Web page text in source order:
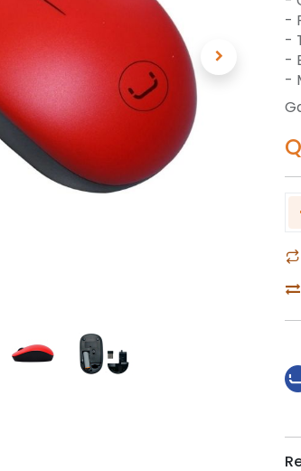
-
-
-
-
Q